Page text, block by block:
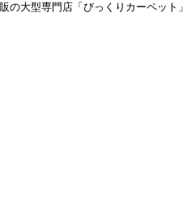
の大型専門店「びっくりカーペット」